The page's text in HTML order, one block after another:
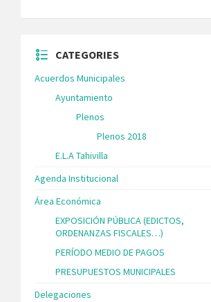
CATEGORIES
Acuerdos Municipales
Ayuntamiento
Plenos
Plenos 2018
E.L.A Tahivilla
Agenda Institucional
Área Económica
EXPOSICIÓN PÚBLICA (EDICTOS,
ORDENANZAS FISCALES…)
PERÍODO MEDIO DE PAGOS
PRESUPUESTOS MUNICIPALES
Delegaciones